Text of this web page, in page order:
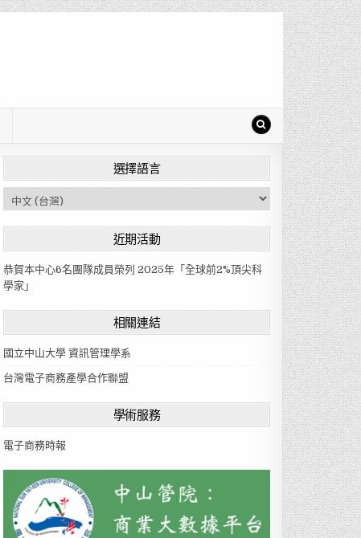
選擇語言
h
o
e
a
l
g
u
g
近期活動
恭賀本中心6名團隊成員榮列 2025年「全球前2%頂尖科
學家」
相關連結
國立中山大學 資訊管理學系
台灣電子商務產學合作聯盟
學術服務
電子商務時報